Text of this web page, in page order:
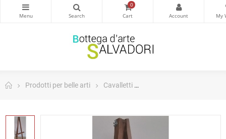
0
Prodotti per belle arti Cavalletti